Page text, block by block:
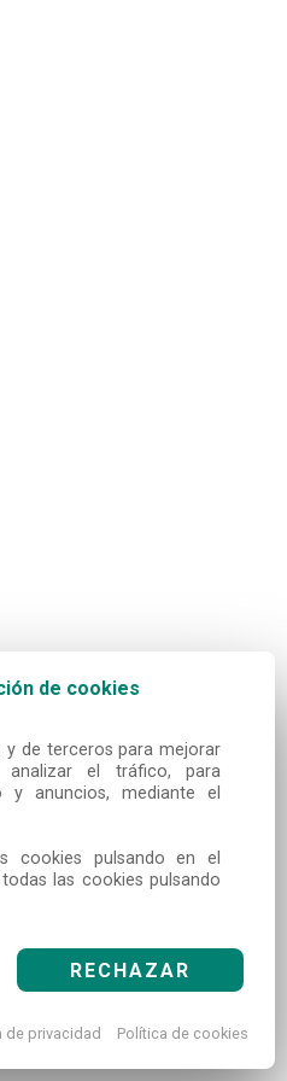
de cookies
y de terceros para mejorar
analizar el tráfico, para
y anuncios, mediante el
cookies pulsando en el
las cookies pulsando
RECHAZAR
de privacidad Política de cookies